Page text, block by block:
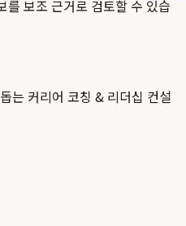
를 보조 근거로 검토할 수 있습
는 커리어 코칭 & 리더십 컨설